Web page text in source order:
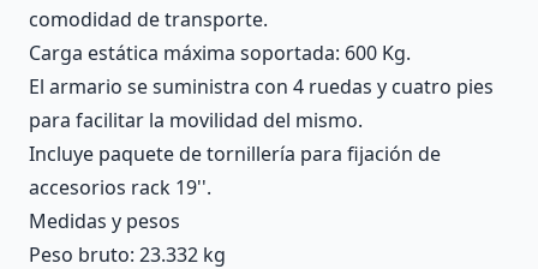
comodidad de transporte.
Carga estática máxima soportada: 600 Kg.
El armario se suministra con 4 ruedas y cuatro pies
para facilitar la movilidad del mismo.
Incluye paquete de tornillería para fijación de
accesorios rack 19''.
Medidas y pesos
Peso bruto: 23.332 kg